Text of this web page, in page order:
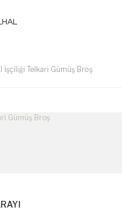
İşçiliği Telkari Gümüş Broş